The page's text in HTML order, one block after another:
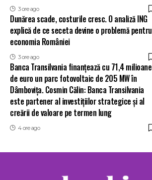
3 ore ago
Dunărea scade, costurile cresc. O analiză ING
explică de ce seceta devine o problemă pentru
economia României
3 ore ago
Banca Transilvania finanțează cu 71,4 milioane
de euro un parc fotovoltaic de 205 MW în
Dâmbovița. Cosmin Călin: Banca Transilvania
este partener al investițiilor strategice și al
creării de valoare pe termen lung
4 ore ago